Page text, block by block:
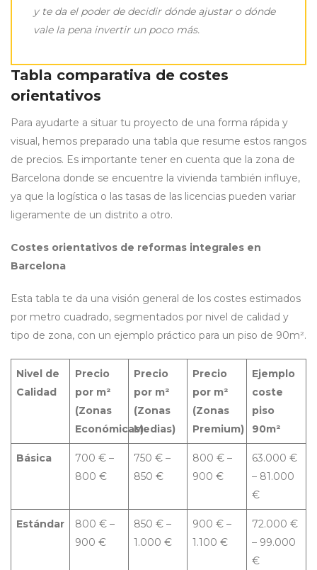
y te da el poder de decidir dónde ajustar o dónde
vale la pena invertir un poco más.
Tabla comparativa de costes
orientativos
Para ayudarte a situar tu proyecto de una forma rápida y
visual, hemos preparado una tabla que resume estos rangos
de precios. Es importante tener en cuenta que la zona de
Barcelona donde se encuentre la vivienda también influye,
ya que la logística o las tasas de las licencias pueden variar
ligeramente de un distrito a otro.
Costes orientativos de reformas integrales en
Barcelona
Esta tabla te da una visión general de los costes estimados
por metro cuadrado, segmentados por nivel de calidad y
tipo de zona, con un ejemplo práctico para un piso de 90m².
Nivel de
Calidad
Precio
por m²
(Zonas
Económicas)
Precio
por m²
(Zonas
Medias)
Precio
por m²
(Zonas
Premium)
Ejemplo
coste
piso
90m²
Básica
700 € –
800 €
750 € –
850 €
800 € –
900 €
63.000 €
– 81.000
€
Estándar
800 € –
900 €
850 € –
1.000 €
900 € –
1.100 €
72.000 €
– 99.000
€